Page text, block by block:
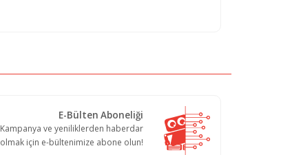
E-Bülten Aboneliği
Kampanya ve yeniliklerden haberdar
olmak için e-bültenimize abone olun!